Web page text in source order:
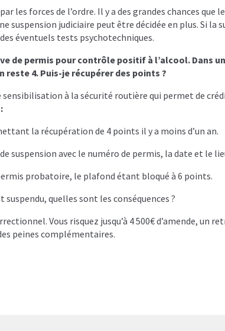
les forces de l’ordre. Il y a des grandes chances
suspension judiciaire peut être décidée en plus. Si la
éventuels tests psychotechniques.
de permis pour contrôle positif à l’alcool. Dans
reste 4. Puis-je récupérer des points ?
sensibilisation à la sécurité routière qui permet de
la récupération de 4 points il y a moins d’un an.
suspension avec le numéro de permis, la date et le
probatoire, le plafond étant bloqué à 6 points.
quelles sont les conséquences ?
Vous risquez jusqu’à 4 500€ d’amende, un
peines complémentaires.